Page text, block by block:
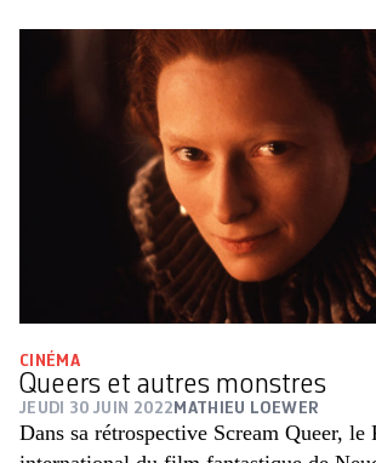
CINÉMA
Queers et autres monstres
JEUDI 30 JUIN 2022 MATHIEU LOEWER
Dans sa rétrospective Scream Queer, le